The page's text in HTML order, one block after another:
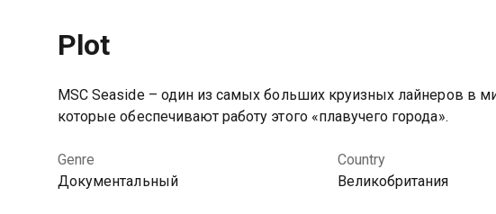
Plot
MSC Seaside – один из самых больших круизных лайнеров в
которые обеспечивают работу этого «плавучего города».
Genre
Документальный
Country
Великобритания